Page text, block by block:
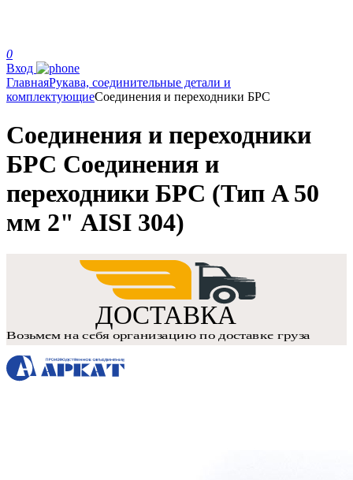
0
Вход
ГлавнаяРукава, соединительные детали и
комплектующиеСоединения и переходники БРС
Соединения и переходники
БРС Соединения и
переходники БРС (Тип A 50
мм 2" AISI 304)